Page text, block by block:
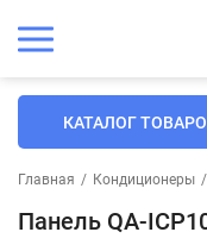
КАТАЛОГ
Главная / Кондиционеры /
Панель QA-